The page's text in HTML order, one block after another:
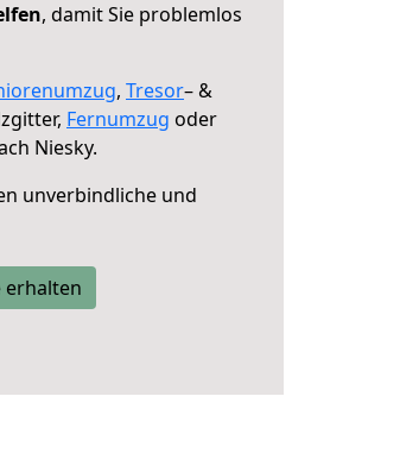
, damit Sie problemlos
, Tresor– &
Fernumzug oder
Niesky.
unverbindliche und
erhalten